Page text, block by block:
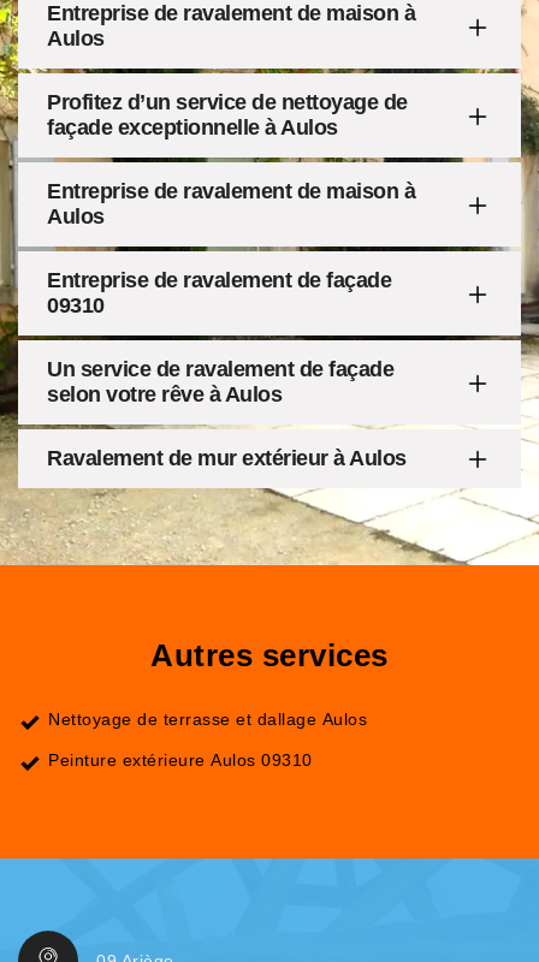
Entreprise de ravalement de maison à
Aulos
Profitez d’un service de nettoyage de
façade exceptionnelle à Aulos
Entreprise de ravalement de maison à
Aulos
Entreprise de ravalement de façade
09310
Un service de ravalement de façade
selon votre rêve à Aulos
Ravalement de mur extérieur à Aulos
Autres services
Nettoyage de terrasse et dallage Aulos
Peinture extérieure Aulos 09310